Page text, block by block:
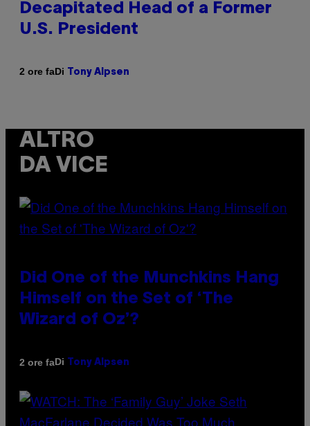
Decapitated Head of a Former
U.S. President
2 ore faDi Tony Alpsen
ALTRO
DA VICE
Did One of the Munchkins Hang
Himself on the Set of ‘The
Wizard of Oz’?
2 ore faDi Tony Alpsen